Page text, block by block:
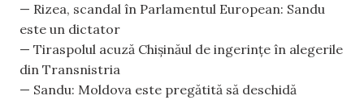
— Rizea, scandal în Parlamentul European: Sandu
este un dictator
— Tiraspolul acuză Chișinăul de ingerințe în alegerile
din Transnistria
— Sandu: Moldova este pregătită să deschidă